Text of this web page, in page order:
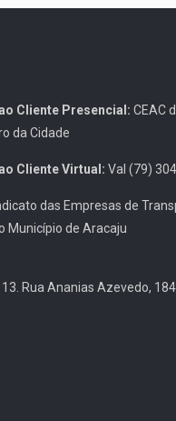
Cliente Presencial: CEAC
da Cidade
Cliente Virtual: Val (79)
das Empresas de
Município de Aracaju
Rua Ananias Azevedo,